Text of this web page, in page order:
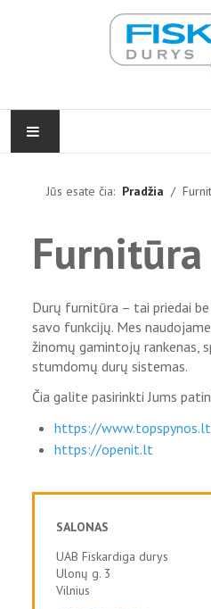
LAUKO DURYS
FURNITŪRA
ĮGYVENDINTI PROJEKTAI
KONTAKTAI
Jūs esate čia: Pradžia
Furnitūra
Durų furnitūra – tai priedai
savo funkcijų. Mes
žinomų gamintojų rankenas,
stumdomų durų sistemas.
Čia galite pasirinkti Jums
https://www.topspynos.lt
https://openit.lt
SALONAS
UAB Fiskardiga durys
Ulonų g. 3
Vilnius